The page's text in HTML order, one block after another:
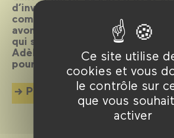
Ce site utilise
cookies et vous
le contrôle sur
que vous
activer
d’inviter à cette fête 30
compté pour nous ou pour qui,
avons compté. 30 cinéastes et
qui seront les visages de cet
Adèle Haenel et Vincent
pour qui 30 ans, c’est encore
Plus d'info